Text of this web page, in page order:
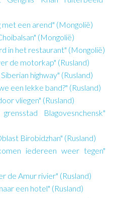
met een arend" (Mongolië)
(Mongolië)
in het restaurant" (Mongolië)
de motorkap" (Rusland)
highway" (Rusland)
een lekke band?" (Rusland)
vliegen" (Rusland)
Blagovesnchensk"
Birobidzhan" (Rusland)
iedereen weer tegen"
de Amur rivier" (Rusland)
een hotel" (Rusland)